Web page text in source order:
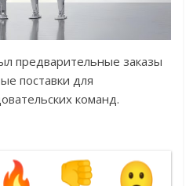
предварительные заказы
поставки для
команд.